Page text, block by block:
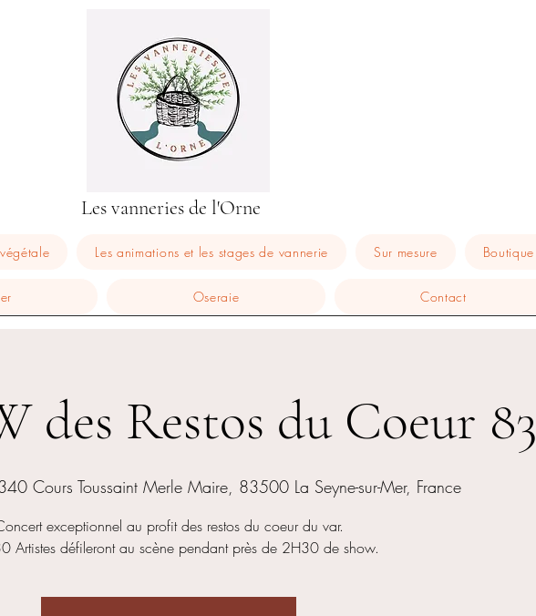
Les vanneries de l'Orne
Les animations et les stages de vannerie Sur mesure Boutique
Oseraie Contact
des Restos du Coeur 83
Cours Toussaint Merle Maire, 83500 La Seyne-sur-Mer, France
exceptionnel au profit des restos du coeur du var.
Artistes défileront au scène pendant près de 2H30 de show.